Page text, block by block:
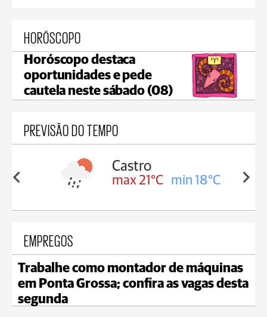
HORÓSCOPO
Horóscopo destaca
oportunidades e pede
cautela neste sábado (08)
PREVISÃO DO TEMPO
18°C
Castro
max 21°C min 18°C
EMPREGOS
Trabalhe como montador de máquinas
em Ponta Grossa; confira as vagas desta
segunda